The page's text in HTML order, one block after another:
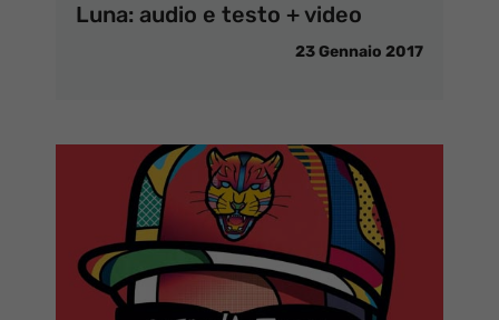
Luna: audio e testo + video
23 Gennaio 2017